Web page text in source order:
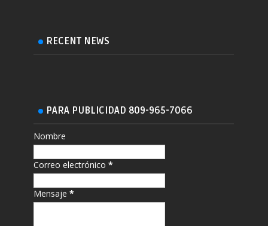
RECENT NEWS
PARA PUBLICIDAD 809-965-7066
Nombre
Correo electrónico*
Mensaje*